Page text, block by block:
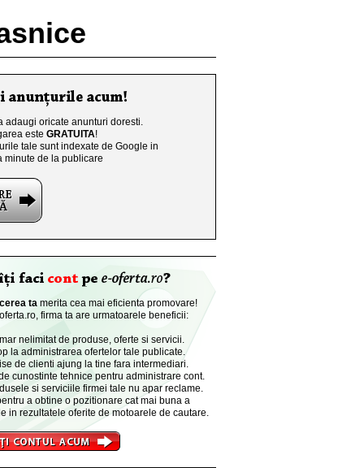
adaugi oricate anunturi doresti.
este GRATUITA!
tale sunt indexate de Google in
minute de la publicare
ta merita cea mai eficienta promovare!
firma ta are urmatoarele beneficii:
nelimitat de produse, oferte si servicii.
la administrarea ofertelor tale publicate.
de clienti ajung la tine fara intermediari.
cunostinte tehnice pentru administrare cont.
si serviciile firmei tale nu apar reclame.
a obtine o pozitionare cat mai buna a
in rezultatele oferite de motoarele de cautare.